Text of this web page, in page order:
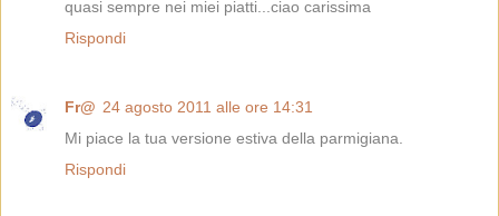
quasi sempre nei miei piatti...ciao carissima
Rispondi
Fr@ 24 agosto 2011 alle ore 14:31
Mi piace la tua versione estiva della parmigiana.
Rispondi